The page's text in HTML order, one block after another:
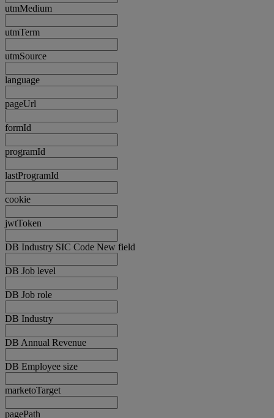
utmMedium
utmTerm
utmSource
language
pageUrl
formId
programId
lastProgramId
cookie
jwtToken
DB Industry SIC Code New field
DB Job level
DB Job role
DB Industry
DB Annual Revenue
DB Employee size
marketoTarget
pagePath